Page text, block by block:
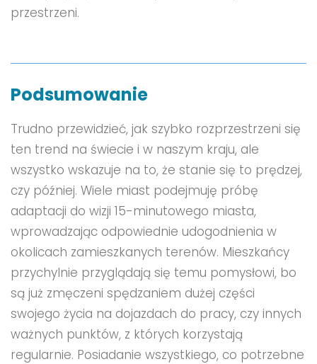
przestrzeni.
Podsumowanie
Trudno przewidzieć, jak szybko rozprzestrzeni się
ten trend na świecie i w naszym kraju, ale
wszystko wskazuje na to, że stanie się to prędzej,
czy później. Wiele miast podejmuję próbę
adaptacji do wizji 15-minutowego miasta,
wprowadzając odpowiednie udogodnienia w
okolicach zamieszkanych terenów. Mieszkańcy
przychylnie przyglądają się temu pomysłowi, bo
są już zmęczeni spędzaniem dużej części
swojego życia na dojazdach do pracy, czy innych
ważnych punktów, z których korzystają
regularnie. Posiadanie wszystkiego, co potrzebne